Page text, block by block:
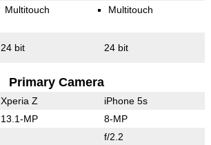
Multitouch Multitouch
24 bit 24 bit
Primary Camera
Xperia Z iPhone 5s
13.1-MP 8-MP
f/2.2